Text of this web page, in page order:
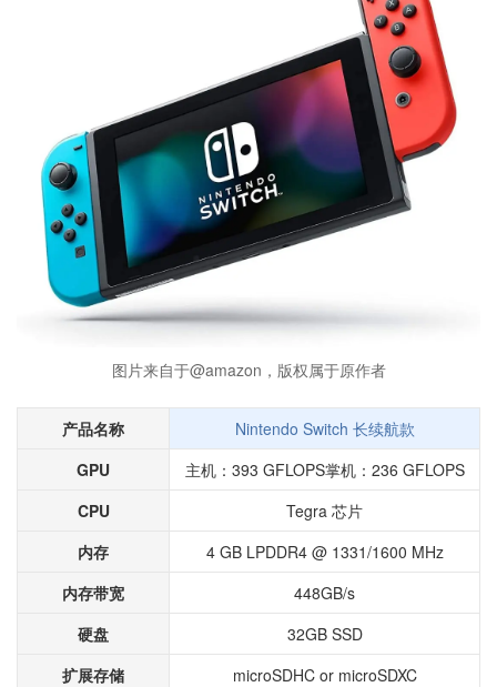
图片来自于@amazon，版权属于原作者
产品名称
Nintendo Switch 长续航款
GPU
主机：393 GFLOPS掌机：236 GFLOPS
CPU
Tegra 芯片
内存
4 GB LPDDR4 @ 1331/1600 MHz
内存带宽
448GB/s
硬盘
32GB SSD
扩展存储
microSDHC or microSDXC